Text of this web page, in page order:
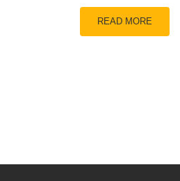
READ MORE